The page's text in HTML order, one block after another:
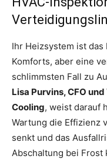
Ihr Heizsystem ist
Komforts, aber eine
schlimmsten Fall zu
Lisa Purvins, CFO
Cooling, weist darauf
Wartung die Effizienz
senkt und das
Abschaltung bei Frost